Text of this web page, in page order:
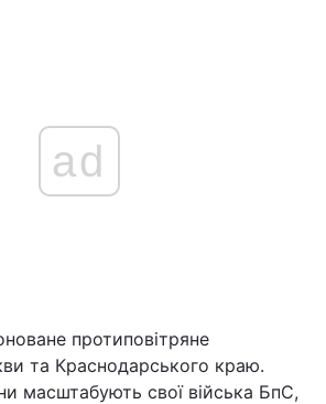
ad
протиповітряне
та Краснодарського краю.
масштабують свої війська БпС,